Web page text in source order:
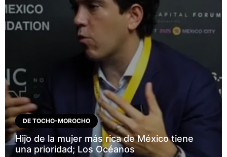
DE TOCHO-MOROCHO
Hijo de la mujer más rica de México tiene
una prioridad; Los Océanos